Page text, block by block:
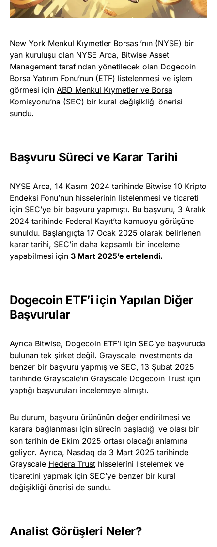
New York Menkul Kıymetler Borsası’nın (NYSE) bir
yan kuruluşu olan NYSE Arca, Bitwise Asset
Management tarafından yönetilecek olan Dogecoin
Borsa Yatırım Fonu’nun (ETF) listelenmesi ve işlem
görmesi için ABD Menkul Kıymetler ve Borsa
Komisyonu’na (SEC) bir kural değişikliği önerisi
sundu.
Başvuru Süreci ve Karar Tarihi
NYSE Arca, 14 Kasım 2024 tarihinde Bitwise 10 Kripto
Endeksi Fonu’nun hisselerinin listelenmesi ve ticareti
için SEC’ye bir başvuru yapmıştı. Bu başvuru, 3 Aralık
2024 tarihinde Federal Kayıt’ta kamuoyu görüşüne
sunuldu. Başlangıçta 17 Ocak 2025 olarak belirlenen
karar tarihi, SEC’in daha kapsamlı bir inceleme
yapabilmesi için 3 Mart 2025’e ertelendi.
Dogecoin ETF’i için Yapılan Diğer
Başvurular
Ayrıca Bitwise, Dogecoin ETF’i için SEC’ye başvuruda
bulunan tek şirket değil. Grayscale Investments da
benzer bir başvuru yapmış ve SEC, 13 Şubat 2025
tarihinde Grayscale’in Grayscale Dogecoin Trust için
yaptığı başvuruları incelemeye almıştı.
Bu durum, başvuru ürününün değerlendirilmesi ve
karara bağlanması için sürecin başladığı ve olası bir
son tarihin de Ekim 2025 ortası olacağı anlamına
geliyor. Ayrıca, Nasdaq da 3 Mart 2025 tarihinde
Grayscale Hedera Trust hisselerini listelemek ve
ticaretini yapmak için SEC’ye benzer bir kural
değişikliği önerisi de sundu.
Analist Görüşleri Neler?